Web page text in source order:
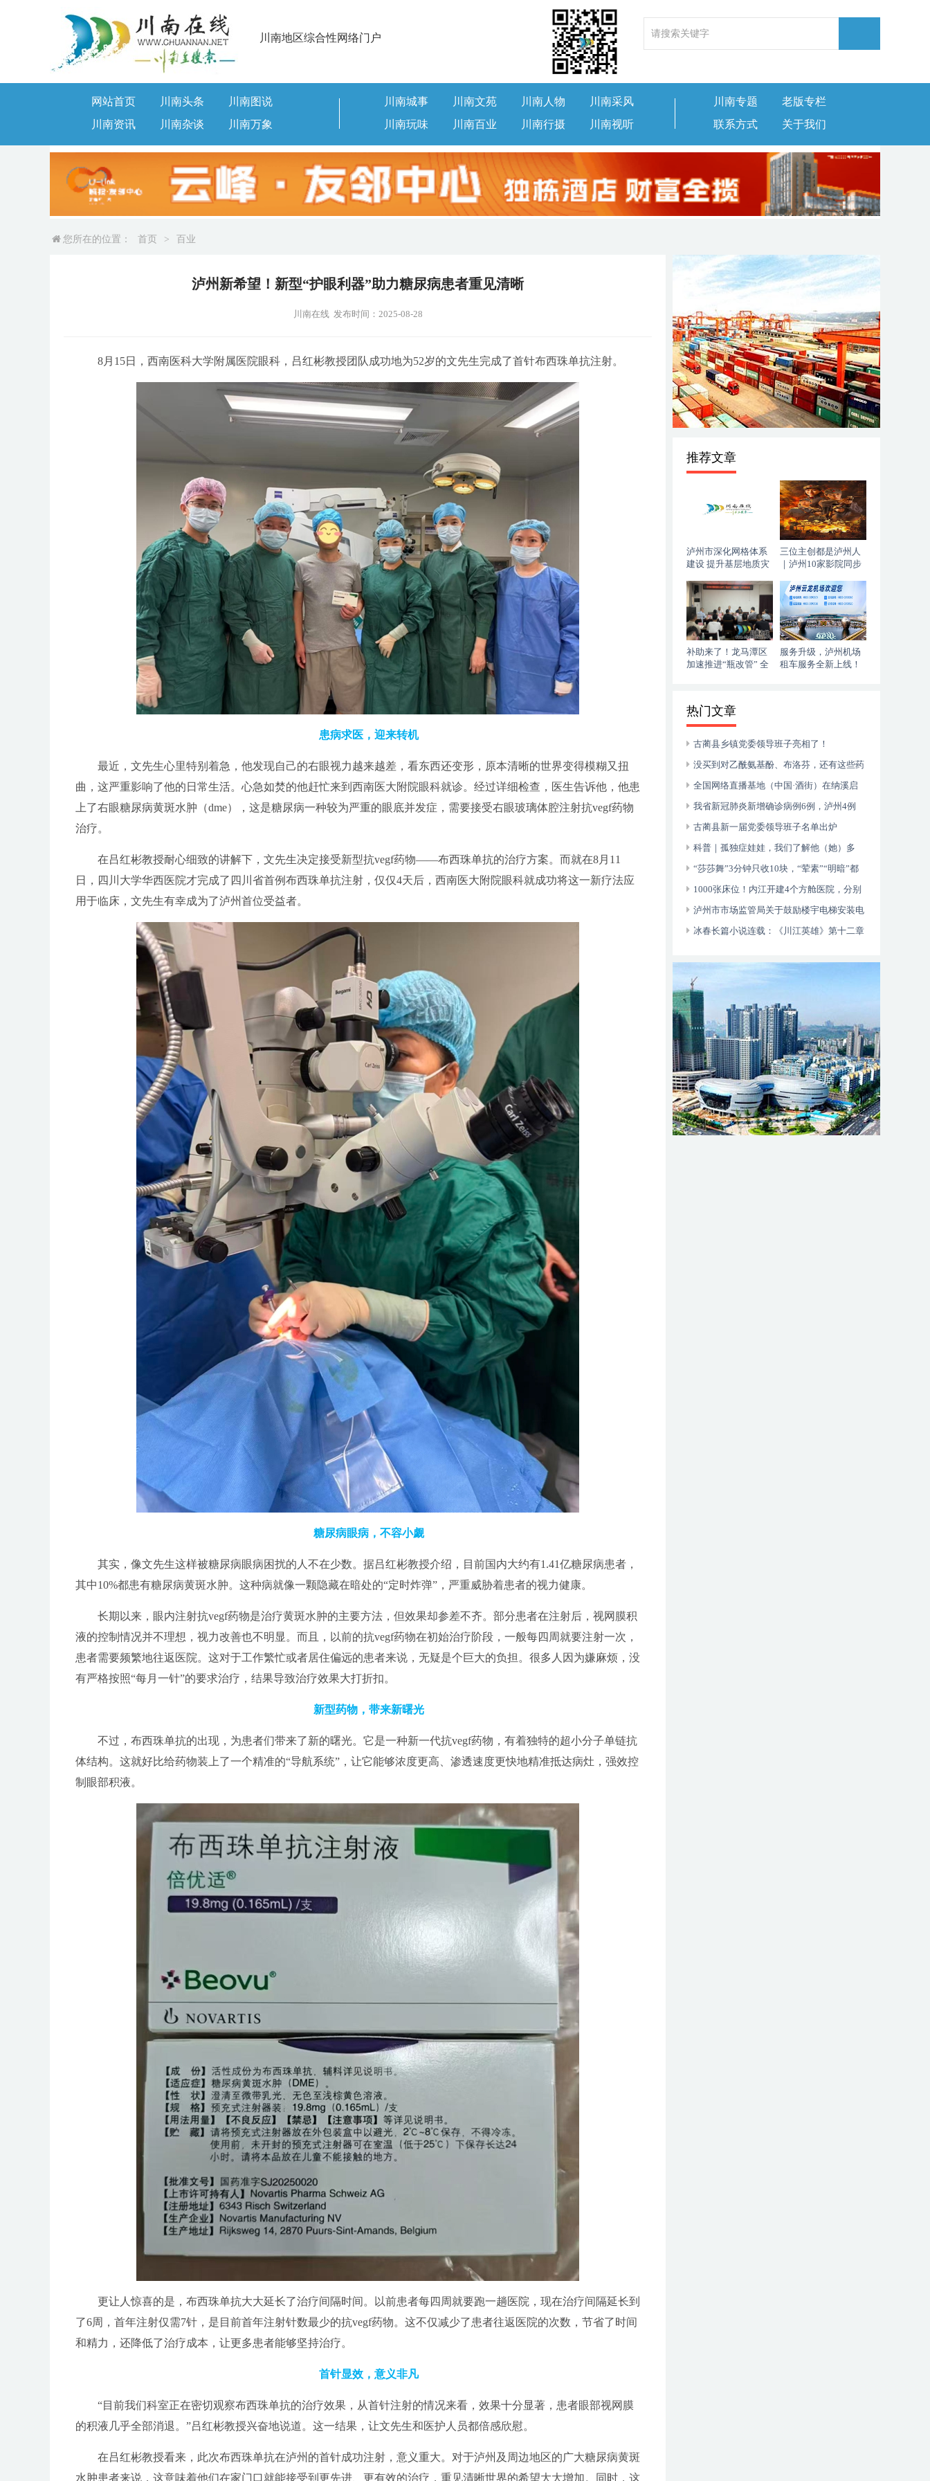
川南地区综合性网络门户
网站首页 川南头条
川南图说
川南资讯
川南杂谈 川南万象
川南城事 川南文苑 川南人物
川南采风
川南玩味
川南百业 川南行摄 川南视听
川南专题
老版专栏
联系方式
关于我们
您所在的位置： 首页 > 百业
泸州新希望！新型“护眼利器”助力糖尿病患者重见清晰
川南在线 发布时间：2025-08-28
8月15日，西南医科大学附属医院眼科，吕红彬教授团队成功地为52岁的文先生完成了首针布西珠单抗注射。
患病求医，迎来转机
最近，文先生心里特别着急，他发现自己的右眼视力越来越差，看东西还变形，原本清晰的世界变得模糊又扭
曲，这严重影响了他的日常生活。心急如焚的他赶忙来到西南医大附院眼科就诊。经过详细检查，医生告诉他，他患
上了右眼糖尿病黄斑水肿（dme），这是糖尿病一种较为严重的眼底并发症，需要接受右眼玻璃体腔注射抗vegf药物
治疗。
在吕红彬教授耐心细致的讲解下，文先生决定接受新型抗vegf药物——布西珠单抗的治疗方案。而就在8月11
日，四川大学华西医院才完成了四川省首例布西珠单抗注射，仅仅4天后，西南医大附院眼科就成功将这一新疗法应
用于临床，文先生有幸成为了泸州首位受益者。
糖尿病眼病，不容小觑
其实，像文先生这样被糖尿病眼病困扰的人不在少数。据吕红彬教授介绍，目前国内大约有1.41亿糖尿病患者，
其中10%都患有糖尿病黄斑水肿。这种病就像一颗隐藏在暗处的“定时炸弹”，严重威胁着患者的视力健康。
长期以来，眼内注射抗vegf药物是治疗黄斑水肿的主要方法，但效果却参差不齐。部分患者在注射后，视网膜积
液的控制情况并不理想，视力改善也不明显。而且，以前的抗vegf药物在初始治疗阶段，一般每四周就要注射一次，
患者需要频繁地往返医院。这对于工作繁忙或者居住偏远的患者来说，无疑是个巨大的负担。很多人因为嫌麻烦，没
有严格按照“每月一针”的要求治疗，结果导致治疗效果大打折扣。
新型药物，带来新曙光
不过，布西珠单抗的出现，为患者们带来了新的曙光。它是一种新一代抗vegf药物，有着独特的超小分子单链抗
体结构。这就好比给药物装上了一个精准的“导航系统”，让它能够浓度更高、渗透速度更快地精准抵达病灶，强效控
制眼部积液。
更让人惊喜的是，布西珠单抗大大延长了治疗间隔时间。以前患者每四周就要跑一趟医院，现在治疗间隔延长到
了6周，首年注射仅需7针，是目前首年注射针数最少的抗vegf药物。这不仅减少了患者往返医院的次数，节省了时间
和精力，还降低了治疗成本，让更多患者能够坚持治疗。
首针显效，意义非凡
“目前我们科室正在密切观察布西珠单抗的治疗效果，从首针注射的情况来看，效果十分显著，患者眼部视网膜
的积液几乎全部消退。”吕红彬教授兴奋地说道。这一结果，让文先生和医护人员都倍感欣慰。
在吕红彬教授看来，此次布西珠单抗在泸州的首针成功注射，意义重大。对于泸州及周边地区的广大糖尿病黄斑
水肿患者来说，这意味着他们在家门口就能接受到更先进、更有效的治疗，重见清晰世界的希望大大增加。同时，这
推荐文章
泸州市深化网格体系
建设 提升基层地质灾
三位主创都是泸州人
｜泸州10家影院同步
今日登陆全国院线
补助来了！龙马潭区
加速推进“瓶改管” 全
服务升级，泸州机场
租车服务全新上线！
热门文章
古蔺县乡镇党委领导班子亮相了！
没买到对乙酰氨基酚、布洛芬，还有这些药
可以临时替代
全国网络直播基地（中国·酒街）在纳溪启
动运行
我省新冠肺炎新增确诊病例6例，泸州4例
古蔺县新一届党委领导班子名单出炉
科普｜孤独症娃娃，我们了解他（她）多
少？
“莎莎舞”3分钟只收10块，“荤素”“明暗”都
有，还可以······
1000张床位！内江开建4个方舱医院，分别
位于——
泸州市市场监管局关于鼓励楼宇电梯安装电
动自行车智能阻止系统的倡议书
冰春长篇小说连载：《川江英雄》第十二章